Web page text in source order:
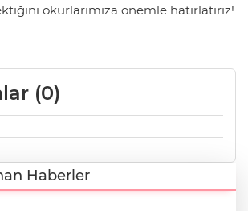
okurlarımıza önemle hatırlatırız!
(0)
Haberler